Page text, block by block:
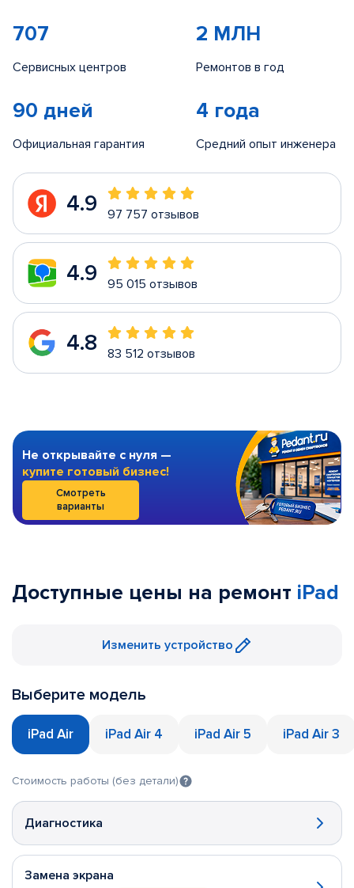
707
Сервисных центров
2 МЛН
Ремонтов в год
90 дней
Официальная гарантия
4 года
Средний опыт инженера
4.9 97 757 отзывов
4.9 95 015 отзывов
4.8 83 512 отзывов
Не открывайте с нуля —
купите готовый бизнес!
Смотреть
варианты
Доступные цены на ремонт iPad
Изменить устройство
Выберите модель
iPad Air iPad Air 4 iPad Air 5 iPad Air 3
Стоимость работы (без детали)
Диагностика
Замена экрана